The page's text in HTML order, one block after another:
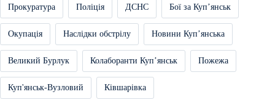
Прокуратура Поліція ДСНС Бої за Купʼянськ
Окупація Наслідки обстрілу Новини Купʼянська
Великий Бурлук Колаборанти Купʼянськ Пожежа
Куп'янськ-Вузловий Ківшарівка